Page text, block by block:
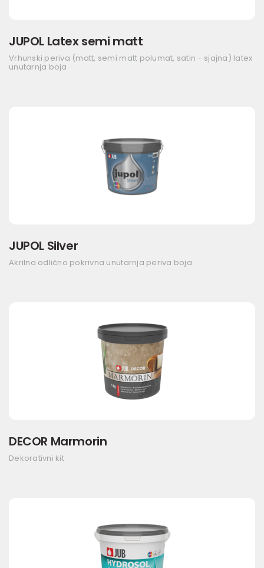
JUPOL Latex semi matt
Vrhunski periva (matt, semi matt polumat, satin - sjajna) latex
unutarnja boja
JUPOL Silver
Akrilna odlično pokrivna unutarnja periva boja
DECOR Marmorin
Dekorativni kit